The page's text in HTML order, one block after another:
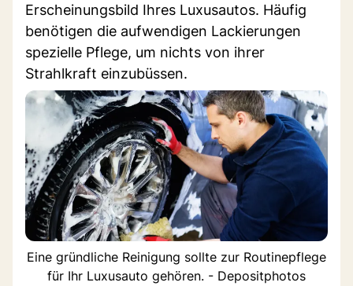
Erscheinungsbild Ihres Luxusautos. Häufig
benötigen die aufwendigen Lackierungen
spezielle Pflege, um nichts von ihrer
Strahlkraft einzubüssen.
Eine gründliche Reinigung sollte zur Routinepflege
für Ihr Luxusauto gehören. - Depositphotos